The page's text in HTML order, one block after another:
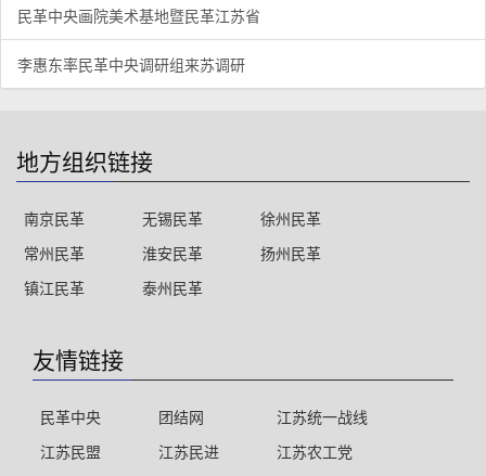
民革中央画院美术基地暨民革江苏省
李惠东率民革中央调研组来苏调研
地方组织链接
南京民革 无锡民革
徐州民革
常州民革
淮安民革
扬州民革
镇江民革
泰州民革
友情链接
民革中央 团结网
江苏统一战线
江苏民盟
江苏民进
江苏农工党